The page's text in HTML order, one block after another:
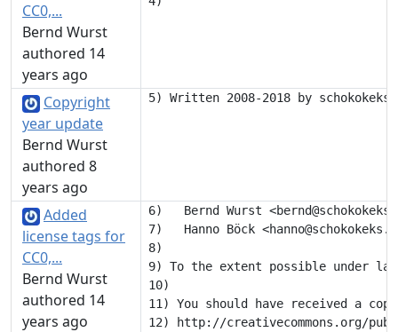
CC0,...
Bernd Wurst
authored 14
years ago
Copyright
year update
Bernd Wurst
authored 8
years ago
Added
license tags for
CC0,...
Bernd Wurst
authored 14
years ago
6)   Bernd Wurst
7)   Hanno Böck
8)
9) To the extent possible under
10)
11) You should have received a
12) http://creativecommons.org/